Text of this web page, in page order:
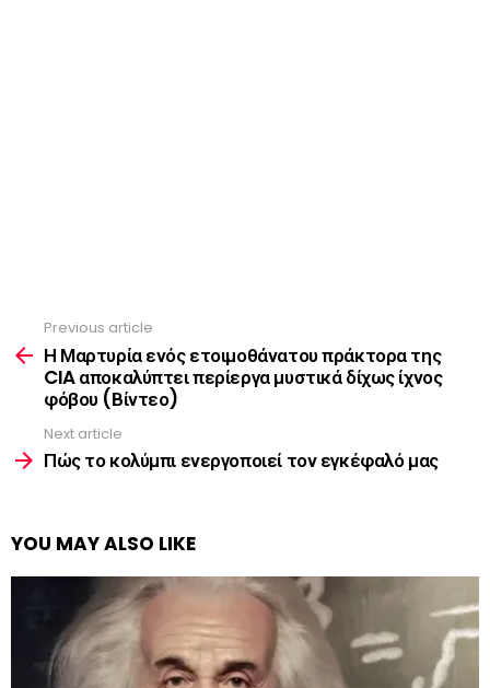
more
Previous article
Η Μαρτυρία ενός ετοιμοθάνατου πράκτορα της
CIA αποκαλύπτει περίεργα μυστικά δίχως ίχνος
φόβου (Βίντεο)
Next article
Πώς το κολύμπι ενεργοποιεί τον εγκέφαλό μας
YOU MAY ALSO LIKE